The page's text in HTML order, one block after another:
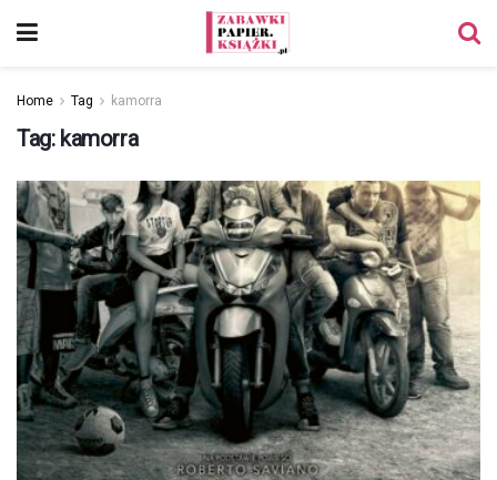
Home Tag kamorra
Tag: kamorra